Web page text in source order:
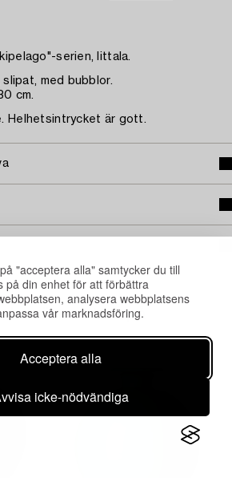
"acceptera alla" samtycker du till
på din enhet för att förbättra
analysera webbplatsens
vår marknadsföring.
Acceptera alla
icke-nödvändiga
serien, Iittala.
slipat, med bubblor.
cm.
Helhetsintrycket är gott.
har även tittat på